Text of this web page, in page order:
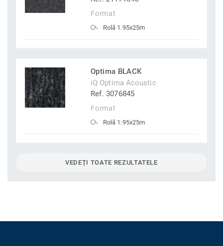
Format
Rolă 1.95x25m
Optima BLACK
iQ Optima Acoustic
Ref. 3076845
Format
Rolă 1.95x25m
VEDEȚI TOATE REZULTATELE